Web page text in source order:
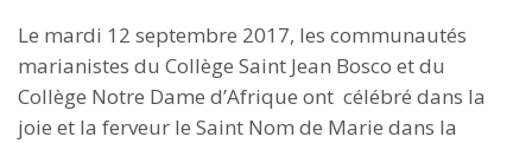
Le mardi 12 septembre 2017, les communautés
marianistes du Collège Saint Jean Bosco et du
Collège Notre Dame d’Afrique ont célébré dans la
joie et la ferveur le Saint Nom de Marie dans la